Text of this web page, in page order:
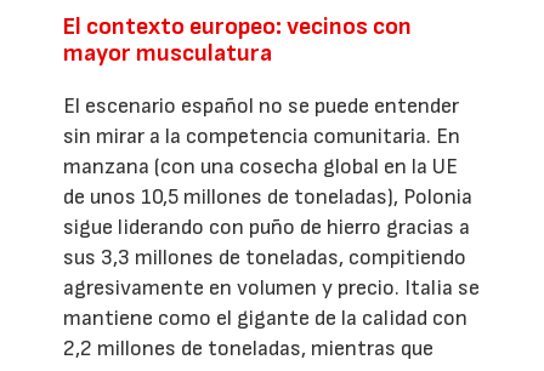
El contexto europeo: vecinos con
mayor musculatura
El escenario español no se puede entender
sin mirar a la competencia comunitaria. En
manzana (con una cosecha global en la UE
de unos 10,5 millones de toneladas), Polonia
sigue liderando con puño de hierro gracias a
sus 3,3 millones de toneladas, compitiendo
agresivamente en volumen y precio. Italia se
mantiene como el gigante de la calidad con
2,2 millones de toneladas, mientras que